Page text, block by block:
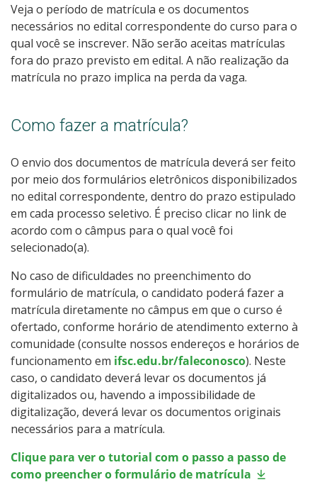
Veja o período de matrícula e os documentos
necessários no edital correspondente do curso para o
qual você se inscrever. Não serão aceitas matrículas
fora do prazo previsto em edital. A não realização da
matrícula no prazo implica na perda da vaga.
Como fazer a matrícula?
O envio dos documentos de matrícula deverá ser feito
por meio dos formulários eletrônicos disponibilizados
no edital correspondente, dentro do prazo estipulado
em cada processo seletivo. É preciso clicar no link de
acordo com o câmpus para o qual você foi
selecionado(a).
No caso de dificuldades no preenchimento do
formulário de matrícula, o candidato poderá fazer a
matrícula diretamente no câmpus em que o curso é
ofertado, conforme horário de atendimento externo à
comunidade (consulte nossos endereços e horários de
funcionamento em ifsc.edu.br/faleconosco). Neste
caso, o candidato deverá levar os documentos já
digitalizados ou, havendo a impossibilidade de
digitalização, deverá levar os documentos originais
necessários para a matrícula.
Clique para ver o tutorial com o passo a passo de
como preencher o formulário de matrícula